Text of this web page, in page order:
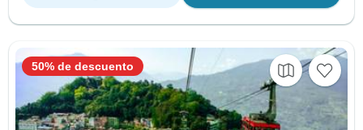
50% de descuento